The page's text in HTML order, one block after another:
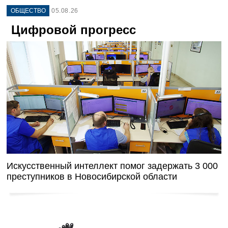
ОБЩЕСТВО 05.08.26
Цифровой прогресс
Искусственный интеллект помог задержать 3 000
преступников в Новосибирской области